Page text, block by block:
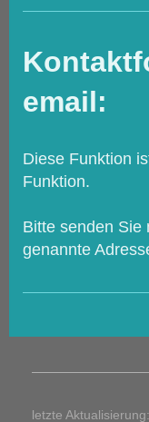
email:
Diese Funktion
Funktion.
Bitte senden Sie
genannte
letzte Aktualisierung: